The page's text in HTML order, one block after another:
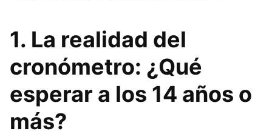
1. La realidad del
cronómetro: ¿Qué
esperar a los 14 años o
más?